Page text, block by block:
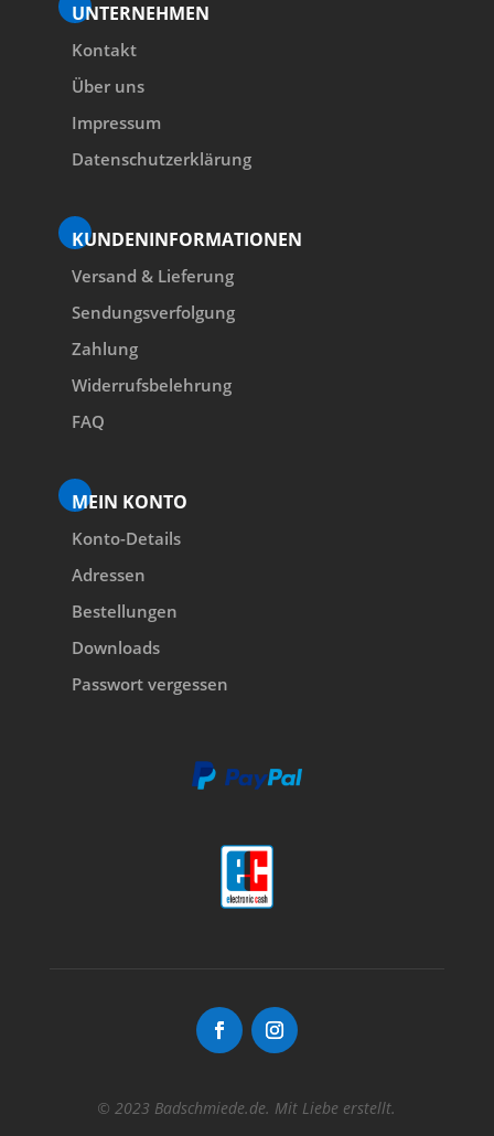
UNTERNEHMEN
Kontakt
Über uns
Impressum
Datenschutzerklärung
KUNDENINFORMATIONEN
Versand & Lieferung
Sendungsverfolgung
Zahlung
Widerrufsbelehrung
FAQ
MEIN KONTO
Konto-Details
Adressen
Bestellungen
Downloads
Passwort vergessen
© 2023 Badschmiede.de. Mit Liebe erstellt.